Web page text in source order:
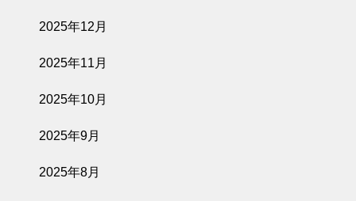
2025年12月
2025年11月
2025年10月
2025年9月
2025年8月